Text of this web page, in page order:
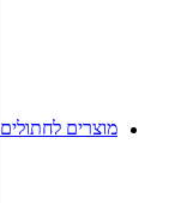
מוצרים לחתולים